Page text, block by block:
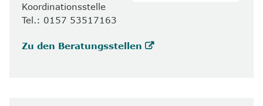
Koordinationsstelle
Tel.: 0157 53517163
Zu den Beratungsstellen